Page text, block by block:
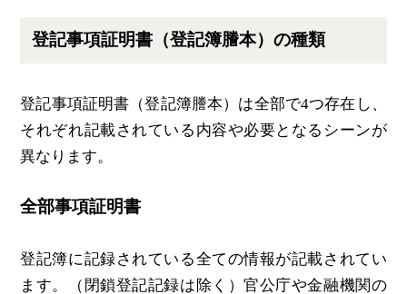
登記事項証明書（登記簿謄本）の種類
登記事項証明書（登記簿謄本）は全部で4つ存在し、
それぞれ記載されている内容や必要となるシーンが
異なります。
全部事項証明書
登記簿に記録されている全ての情報が記載されてい
ます。（閉鎖登記記録は除く）官公庁や金融機関の